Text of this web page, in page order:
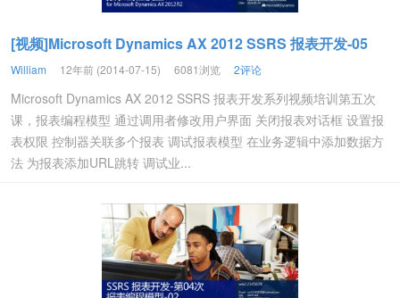
[视频]Microsoft Dynamics AX 2012 SSRS 报表开发-05
William 12年前 (2014-07-15) 6081浏览 2评论
Microsoft Dynamics AX 2012 SSRS 报表开发系列视频培训第五次
课，报表编程模型 通过调用者修改用户界面 关闭报表对话框 设置报
表权限 控制器关联多个报表 调试报表模型 在业务逻辑中添加数据方
法 为报表添加URL跳转 调试业...